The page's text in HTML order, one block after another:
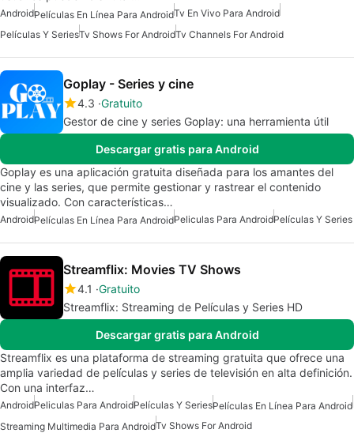
AndroidPelículas En Línea Para AndroidTv En Vivo Para Android
Películas Y SeriesTv Shows For AndroidTv Channels For Android
Goplay - Series y cine
4.3 Gratuito
Gestor de cine y series Goplay: una herramienta útil
Descargar gratis para Android
Goplay es una aplicación gratuita diseñada para los amantes del
cine y las series, que permite gestionar y rastrear el contenido
visualizado. Con características…
AndroidPelículas En Línea Para AndroidPeliculas Para AndroidPelículas Y Series
Streamflix: Movies TV Shows
4.1 Gratuito
Streamflix: Streaming de Películas y Series HD
Descargar gratis para Android
Streamflix es una plataforma de streaming gratuita que ofrece una
amplia variedad de películas y series de televisión en alta definición.
Con una interfaz…
AndroidPeliculas Para AndroidPelículas Y SeriesPelículas En Línea Para Android
Streaming Multimedia Para AndroidTv Shows For Android